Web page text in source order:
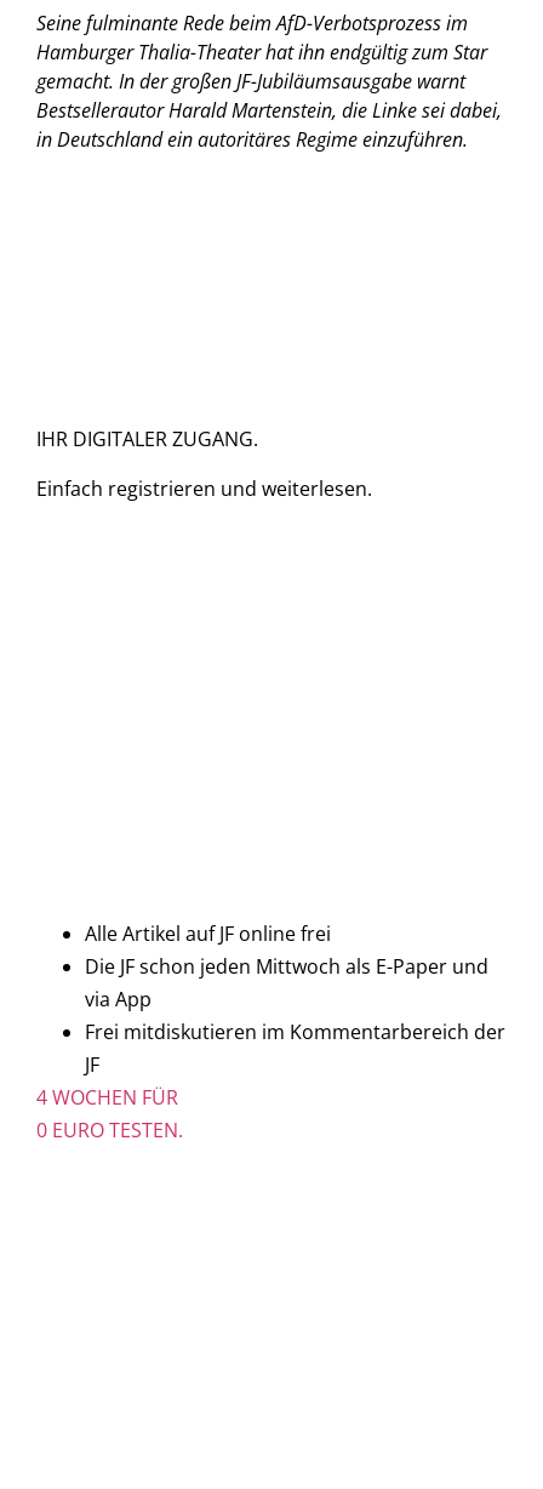
Seine fulminante Rede beim AfD-Verbotsprozess im
Hamburger Thalia-Theater hat ihn endgültig zum Star
gemacht. In der großen JF-Jubiläumsausgabe warnt
Bestsellerautor Harald Martenstein, die Linke sei dabei,
in Deutschland ein autoritäres Regime einzuführen.
IHR DIGITALER ZUGANG.
Einfach registrieren und weiterlesen.
Alle Artikel auf JF online frei
Die JF schon jeden Mittwoch als E-Paper und
via App
Frei mitdiskutieren im Kommentarbereich der
JF
4 WOCHEN FÜR
0 EURO TESTEN.